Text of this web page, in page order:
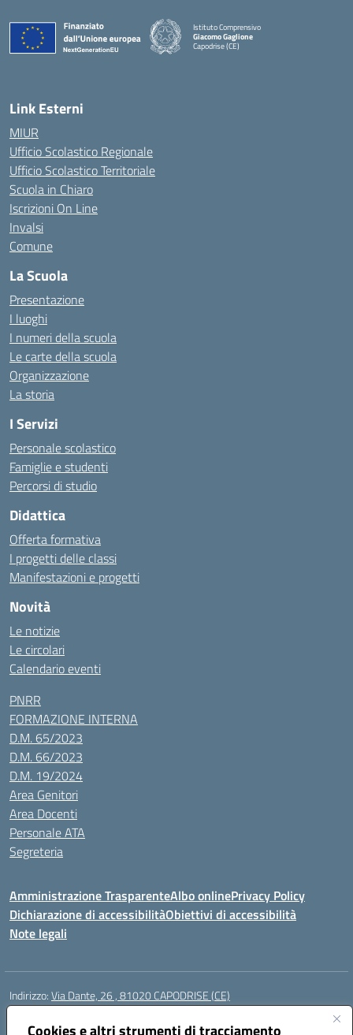
Cookies e altri strumenti di tracciamento
Istituto Comprensivo
Giacomo Gaglione
Capodrise (CE)
— Visita la pagina iniziale della scuola
Link Esterni
MIUR
Ufficio Scolastico Regionale
Ufficio Scolastico Territoriale
Scuola in Chiaro
Iscrizioni On Line
Invalsi
Comune
La Scuola
Presentazione
I luoghi
I numeri della scuola
Le carte della scuola
Organizzazione
La storia
I Servizi
Personale scolastico
Famiglie e studenti
Percorsi di studio
Didattica
Offerta formativa
I progetti delle classi
Manifestazioni e progetti
Novità
Le notizie
Le circolari
Calendario eventi
PNRR
FORMAZIONE INTERNA
D.M. 65/2023
D.M. 66/2023
D.M. 19/2024
Area Genitori
Area Docenti
Personale ATA
Segreteria
Amministrazione TrasparenteAlbo onlinePrivacy Policy
Dichiarazione di accessibilitàObiettivi di accessibilità
Note legali
Indirizzo:Via Dante, 26 , 81020 CAPODRISE (CE)
Centralino:
Posta elettronica certificata (PEC):CEIC83000V@pec.istruzione.it